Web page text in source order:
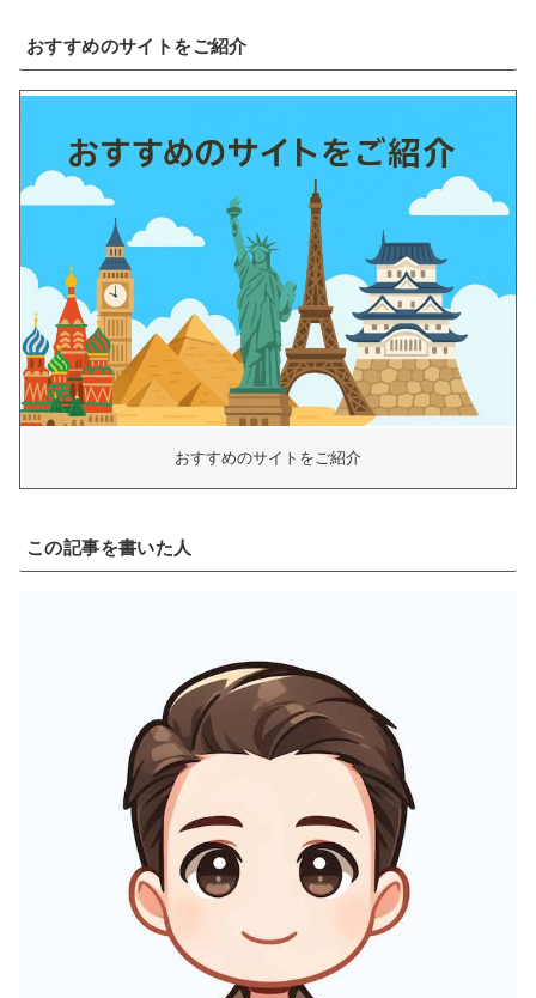
おすすめのサイトをご紹介
おすすめのサイトをご紹介
この記事を書いた人